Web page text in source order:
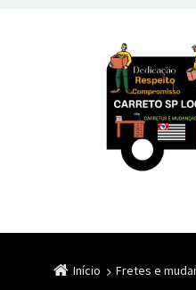
Início Fretes e